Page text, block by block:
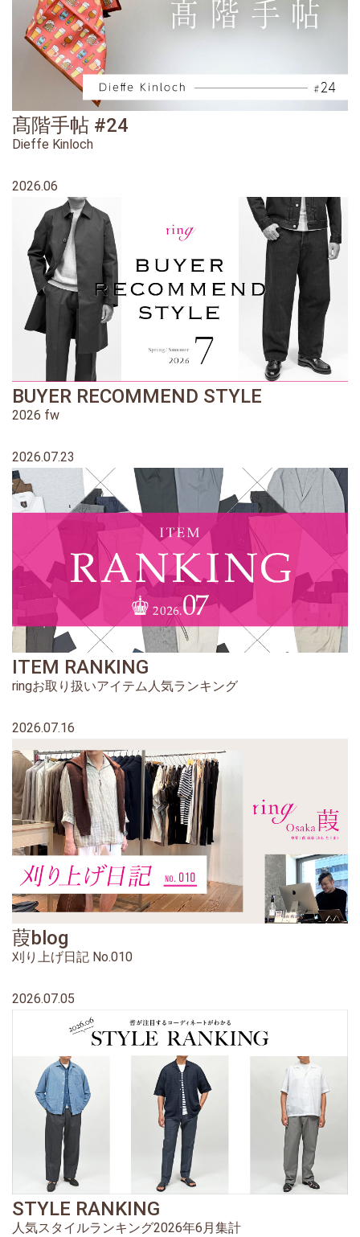
髙階手帖 #24
Dieffe Kinloch
2026.06
BUYER RECOMMEND STYLE
2026 fw
2026.07.23
ITEM RANKING
ringお取り扱いアイテム人気ランキング
2026.07.16
葭blog
刈り上げ日記 No.010
2026.07.05
STYLE RANKING
人気スタイルランキング2026年6月集計